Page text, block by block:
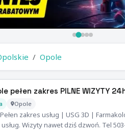
Opole
pełen zakres PILNE WIZYTY
Opole
zakres usług | USG 3D |
Wizyty nawet dziś dzwoń. Tel